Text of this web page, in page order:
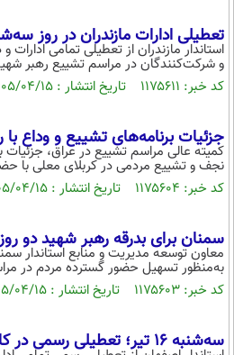
تعطیلی ادارات مازندران در روز سه‌شنبه
و شرکت‌کنندگان در مراسم تشییع رهبر
کد خبر: ۱۱۷۵۶۱۱ تاریخ انتشار : ۱۴۰۵/۰۴/۱۵
جزئیات برنامه‌های تشییع و وداع
کمیته عالی مراسم تشییع در عراق،
نجف و تشییع مردمی در کربلای معلی با
کد خبر: ۱۱۷۵۶۰۴ تاریخ انتشار : ۱۴۰۵/۰۴/۱۵
سمنان برای بدرقه رهبر شهید دو
به‌منظور تسهیل حضور گسترده مردم در
کد خبر: ۱۱۷۵۶۰۳ تاریخ انتشار : ۱۴۰۵/۰۴/۱۵
سه‌شنبه ۱۶ تیر؛ تعطیلی رسمی در کاشان و آران و بیدگل